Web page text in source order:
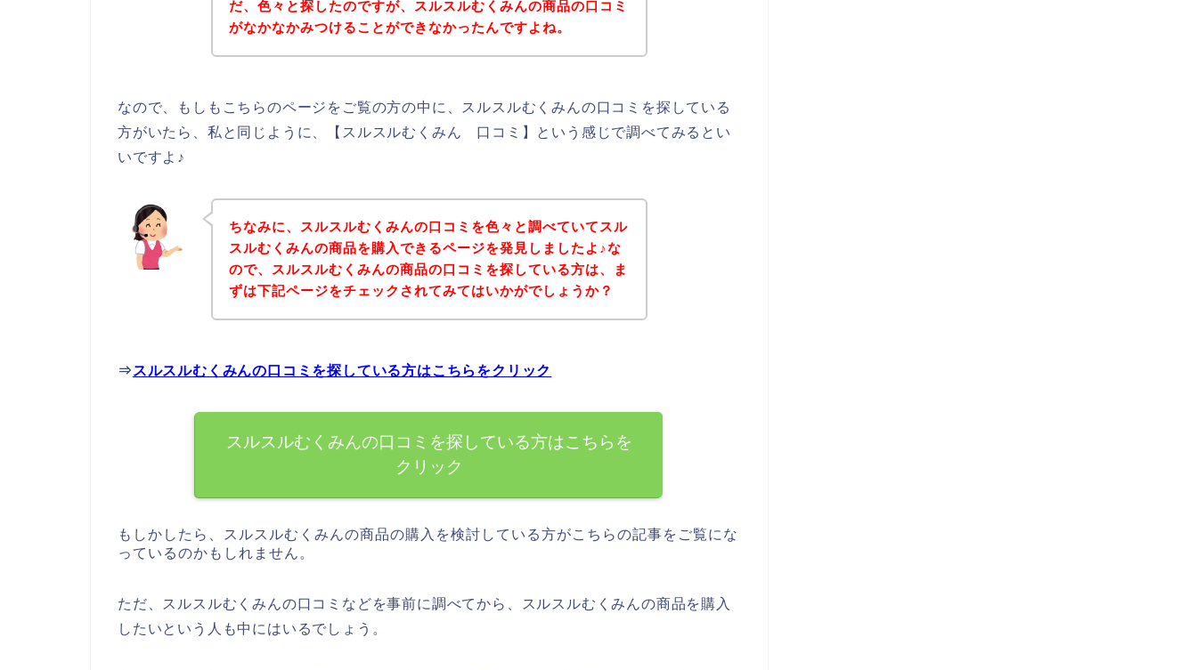
だ、色々と探したのですが、スルスルむくみんの商品の口コミ
がなかなかみつけることができなかったんですよね。
なので、もしもこちらのページをご覧の方の中に、スルスルむくみんの口コミを探している
方がいたら、私と同じように、【スルスルむくみん 口コミ】という感じで調べてみるとい
いですよ♪
ちなみに、スルスルむくみんの口コミを色々と調べていてスル
スルむくみんの商品を購入できるページを発見しましたよ♪な
ので、スルスルむくみんの商品の口コミを探している方は、ま
ずは下記ページをチェックされてみてはいかがでしょうか？
⇒ スルスルむくみんの口コミを探している方はこちらをクリック
スルスルむくみんの口コミを探している方はこちらを
クリック
もしかしたら、スルスルむくみんの商品の購入を検討している方がこちらの記事をご覧にな
っているのかもしれません。
ただ、スルスルむくみんの口コミなどを事前に調べてから、スルスルむくみんの商品を購入
したいという人も中にはいるでしょう。